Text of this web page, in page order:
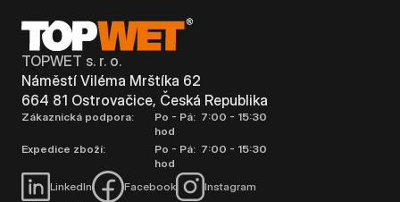
TOPWET s. r. o.
Náměstí Viléma Mrštíka 62
664 81 Ostrovačice, Česká Republika
Zákaznická podpora:
Po - Pá: 7:00 - 15:30
hod
Expedice zboží:
Po - Pá: 7:00 - 15:30
hod
LinkedIn
Facebook Instagram